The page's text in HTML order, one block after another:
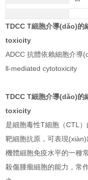
TDCC T細胞介導(dǎo)的
toxicity
ADCC 抗體依賴細胞介導
ll-mediated cytotoxicity
TDCC T細胞介導(dǎo)的
toxicity
是細胞毒性T細胞（CTL
靶細胞抗原，可表現
機體細胞免疫水平的一種常
殺傷腫瘤細胞的能力，常